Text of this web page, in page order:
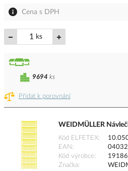
Cena s DPH
ks
Přidat k porovnání
9694 ks
WEIDMÜLLER
Kód ELFETEX
EAN
Kód výrobce
Značka